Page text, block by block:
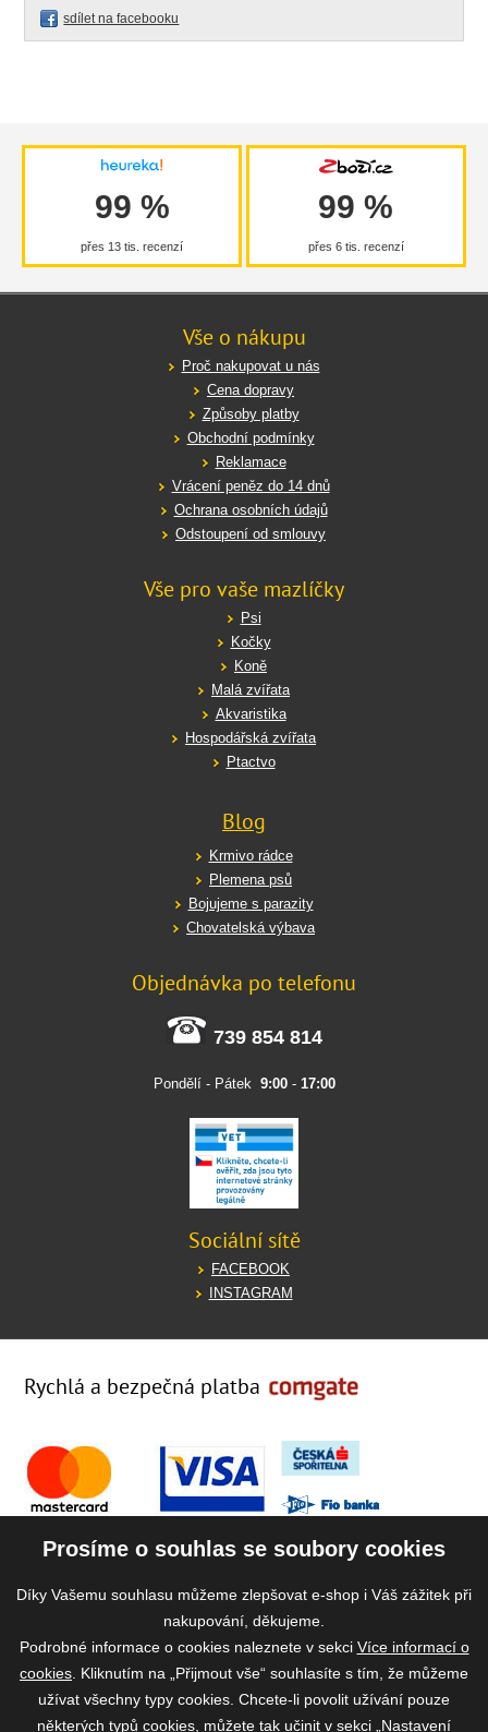
sdílet na facebooku
99 %
přes 13 tis. recenzí
99 %
přes 6 tis. recenzí
Vše o nákupu
Proč nakupovat u nás
Cena dopravy
Způsoby platby
Obchodní podmínky
Reklamace
Vrácení peněz do 14 dnů
Ochrana osobních údajů
Odstoupení od smlouvy
Vše pro vaše mazlíčky
Psi
Kočky
Koně
Malá zvířata
Akvaristika
Hospodářská zvířata
Ptactvo
Blog
Krmivo rádce
Plemena psů
Bojujeme s parazity
Chovatelská výbava
Objednávka po telefonu
739 854 814
Pondělí - Pátek 9:00- 17:00
Sociální sítě
FACEBOOK
INSTAGRAM
Rychlá a bezpečná platba
Prosíme o souhlas se soubory cookies
Díky Vašemu souhlasu můžeme zlepšovat e-shop i Váš zážitek při
nakupování, děkujeme.
Podrobné informace o cookies naleznete v sekci Více informací o
cookies . Kliknutím na „Přijmout vše“ souhlasíte s tím, že můžeme
užívat všechny typy cookies. Chcete-li povolit užívání pouze
některých typů cookies, můžete tak učinit v sekci „Nastavení